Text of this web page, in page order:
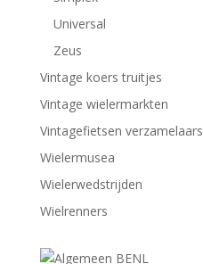
Universal
Zeus
Vintage koers truitjes
Vintage wielermarkten
Vintagefietsen verzamelaars
Wielermusea
Wielerwedstrijden
Wielrenners